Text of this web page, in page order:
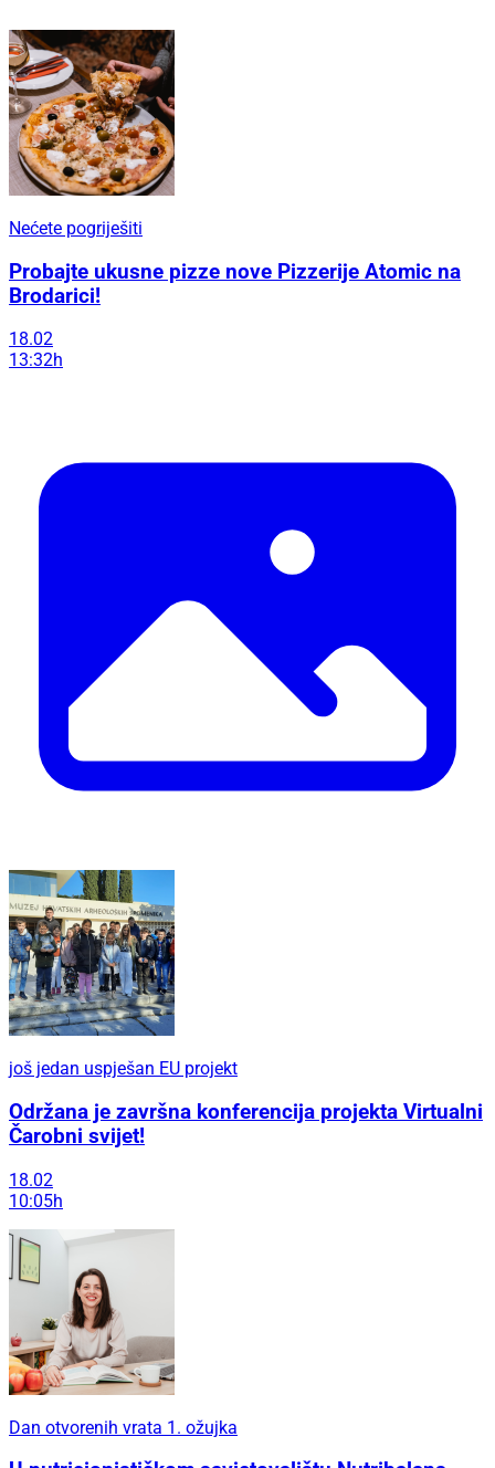
Nećete pogriješiti
Probajte ukusne pizze nove Pizzerije Atomic na
Brodarici!
18.02
13:32h
još jedan uspješan EU projekt
Održana je završna konferencija projekta Virtualni
Čarobni svijet!
18.02
10:05h
Dan otvorenih vrata 1. ožujka